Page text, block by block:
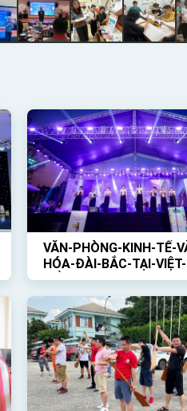
VĂN-PHÒNG-KINH-TẾ-
HÓA-ĐÀI-BẮC-TẠI-
TỔ-CHỨC-HOẠT-
TRỜI-VỚI-CHỦ-ĐỀ-
VỀ-ĐÀI-LOAN-VÀ-BUỔI-
DIỄN-CỦA-BAN-NHẠC-
THẬP-CỔ